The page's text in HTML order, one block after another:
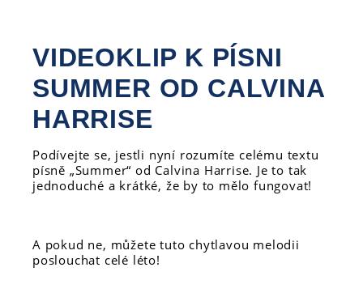
VIDEOKLIP K PÍSNI
SUMMER OD CALVINA
HARRISE
Podívejte se, jestli nyní rozumíte celému textu
písně „Summer“ od Calvina Harrise. Je to tak
jednoduché a krátké, že by to mělo fungovat!
A pokud ne, můžete tuto chytlavou melodii
poslouchat celé léto!